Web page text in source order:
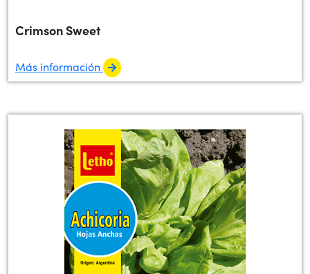
Crimson Sweet
Más información